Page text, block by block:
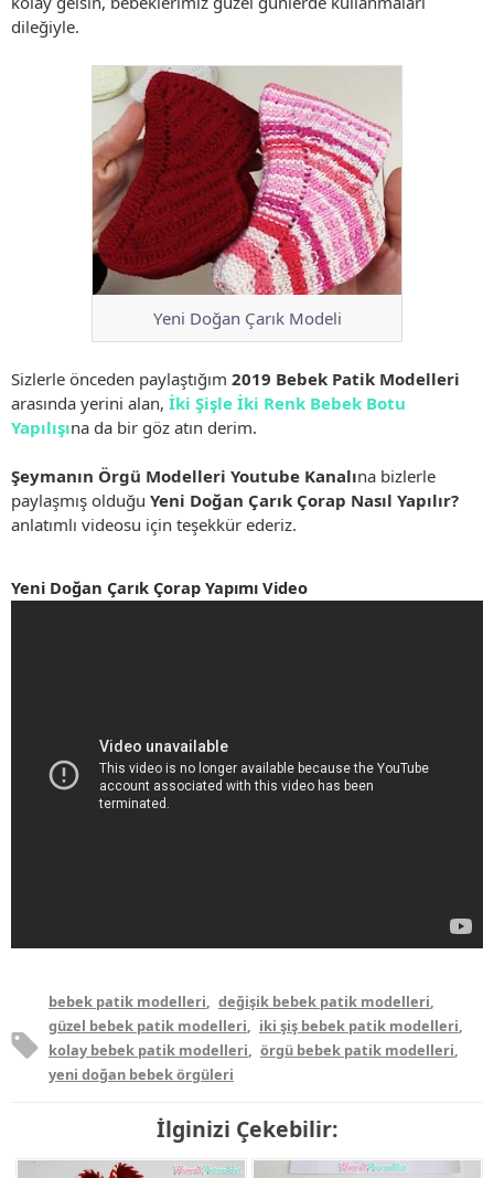
dileğiyle.
Yeni Doğan Çarık Modeli
Sizlerle önceden paylaştığım 2019 Bebek Patik Modelleri
arasında yerini alan, İki Şişle İki Renk Bebek Botu
Yapılışına da bir göz atın derim.
Şeymanın Örgü Modelleri Youtube Kanalına bizlerle
paylaşmış olduğu Yeni Doğan Çarık Çorap Nasıl Yapılır?
anlatımlı videosu için teşekkür ederiz.
Yeni Doğan Çarık Çorap Yapımı Video
bebek patik modelleri, değişik bebek patik modelleri,
güzel bebek patik modelleri, iki şiş bebek patik modelleri,
kolay bebek patik modelleri, örgü bebek patik modelleri,
yeni doğan bebek örgüleri
İlginizi Çekebilir: